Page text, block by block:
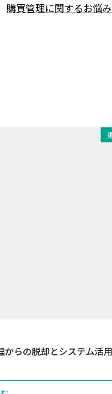
購買管理に関するお悩
らの脱却とシステム活